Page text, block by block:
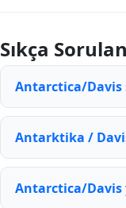
Sıkça
Antarctica/Davis
Antarktika /
Antarctica/Davis